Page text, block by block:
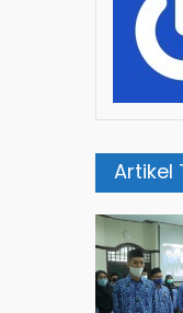
Artikel